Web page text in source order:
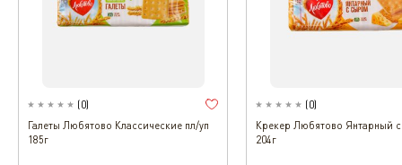
(0)
Галеты Любятово Классические пл/уп
185г
(0)
Крекер Любятово Янтарный
204г